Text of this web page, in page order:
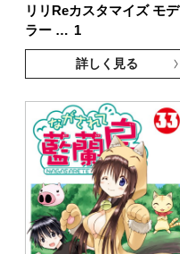
リリReカスタマイズ モデ
ラー … 1
詳しく見る